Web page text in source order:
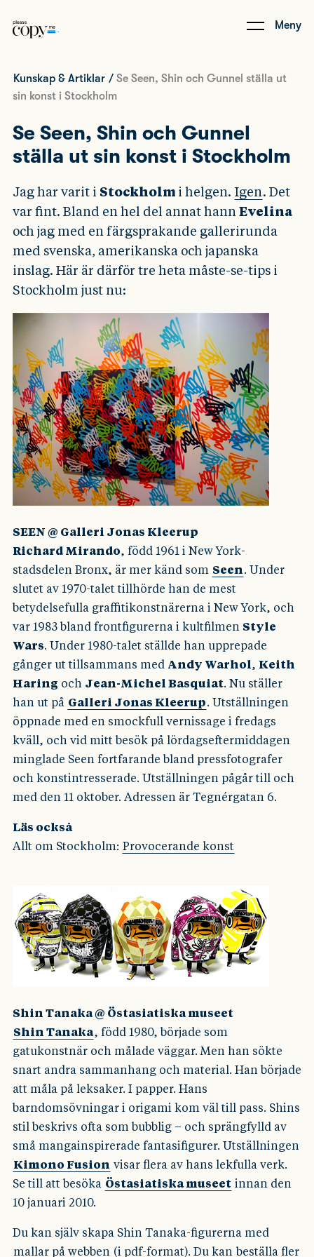
Meny
Kunskap & Artiklar / Se Seen, Shin och Gunnel ställa ut
sin konst i Stockholm
Se Seen, Shin och Gunnel
ställa ut sin konst i Stockholm
Jag har varit i Stockholm i helgen. Igen. Det
var fint. Bland en hel del annat hann Evelina
och jag med en färgsprakande gallerirunda
med svenska, amerikanska och japanska
inslag. Här är därför tre heta måste-se-tips i
Stockholm just nu:
SEEN @ Galleri Jonas Kleerup
Richard Mirando, född 1961 i New York-
stadsdelen Bronx, är mer känd som Seen. Under
slutet av 1970-talet tillhörde han de mest
betydelsefulla graffitikonstnärerna i New York, och
var 1983 bland frontfigurerna i kultfilmen Style
Wars. Under 1980-talet ställde han upprepade
gånger ut tillsammans med Andy Warhol, Keith
Haring och Jean-Michel Basquiat. Nu ställer
han ut på Galleri Jonas Kleerup. Utställningen
öppnade med en smockfull vernissage i fredags
kväll, och vid mitt besök på lördagseftermiddagen
minglade Seen fortfarande bland pressfotografer
och konstintresserade. Utställningen pågår till och
med den 11 oktober. Adressen är Tegnérgatan 6.
Läs också
Allt om Stockholm: Provocerande konst
Shin Tanaka @ Östasiatiska museet
Shin Tanaka, född 1980, började som
gatukonstnär och målade väggar. Men han sökte
snart andra sammanhang och material. Han började
att måla på leksaker. I papper. Hans
barndomsövningar i origami kom väl till pass. Shins
stil beskrivs ofta som bubblig – och sprängfylld av
små mangainspirerade fantasifigurer. Utställningen
Kimono Fusion visar flera av hans lekfulla verk.
Se till att besöka Östasiatiska museet innan den
10 januari 2010.
Du kan själv skapa Shin Tanaka-figurerna med
mallar på webben (i pdf-format). Du kan beställa fler